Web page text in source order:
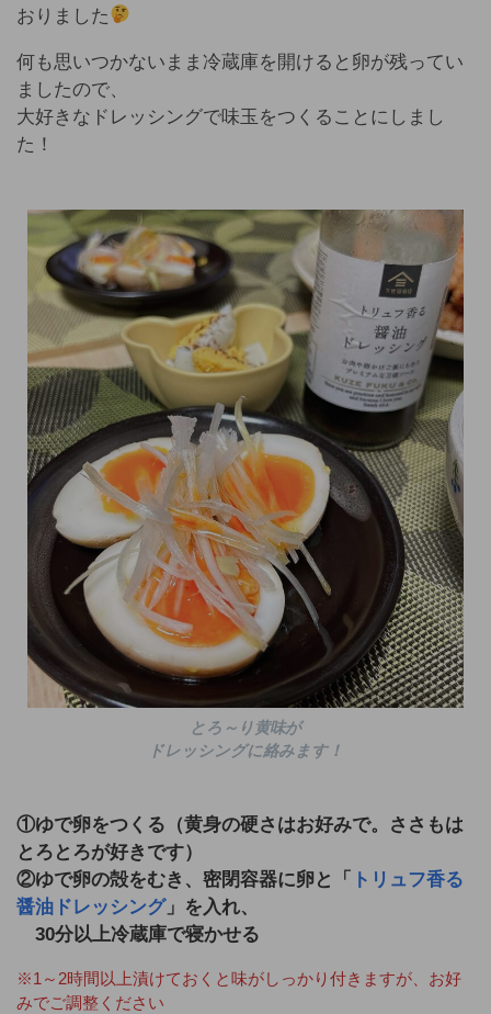
おりました
何も思いつかないまま冷蔵庫を開けると卵が残ってい
ましたので、
大好きなドレッシングで味玉をつくることにしまし
た！
とろ～り黄味が
ドレッシングに絡みます！
①ゆで卵をつくる（黄身の硬さはお好みで。ささもは
とろとろが好きです）
②ゆで卵の殻をむき、密閉容器に卵と「
トリュフ香る
醤油ドレッシング」を入れ、
30分以上冷蔵庫で寝かせる
※1～2時間以上漬けておくと味がしっかり付きますが、お好
みでご調整ください